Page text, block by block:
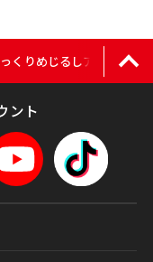
くりめじるしアクセサリー
ント